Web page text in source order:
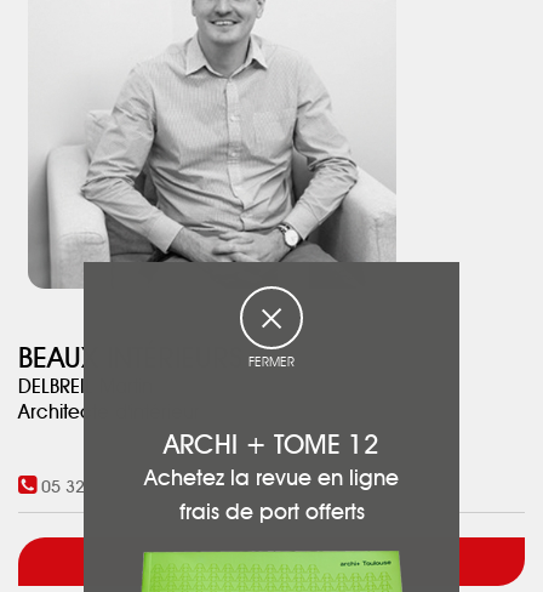
Ces bureaux sont à la fois un espace de travail mais également
une belle vitrine du travail réalisé autour des éclairages, de la
domotique et de la climatisation.
BEAUX INTÉRIEURS
DELBREIL Martin
Architecte d'intérieur
05 32 74 05 55
Voir l'architecte
FERMER
ARCHI + TOME 12
Achetez la revue en ligne
frais de port offerts